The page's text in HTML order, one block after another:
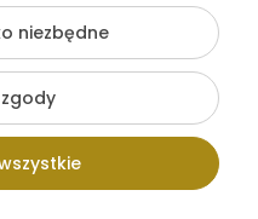
strony
Shoper.pl
niezbędne